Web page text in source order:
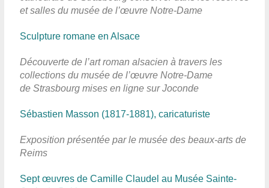
et salles du musée de l’œuvre Notre-Dame
Sculpture romane en Alsace
Découverte de l’art roman alsacien à travers les
collections du musée de l’œuvre Notre-Dame
de Strasbourg mises en ligne sur Joconde
Sébastien Masson (1817-1881), caricaturiste
Exposition présentée par le musée des beaux-arts de
Reims
Sept œuvres de Camille Claudel au Musée Sainte-